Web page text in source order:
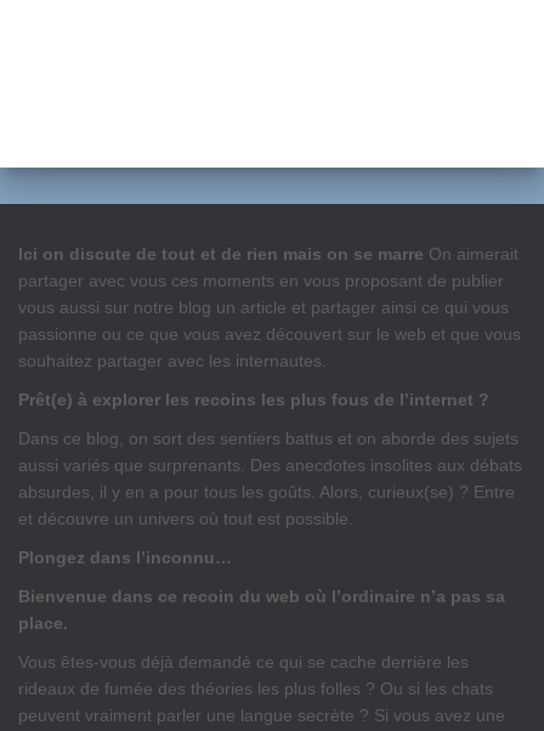
Ici on discute de tout et de rien mais on se marre On aimerait
partager avec vous ces moments en vous proposant de publier
vous aussi sur notre blog un article et partager ainsi ce qui vous
passionne ou ce que vous avez découvert sur le web et que vous
souhaitez partager avec les internautes.
Prêt(e) à explorer les recoins les plus fous de l’internet ?
Dans ce blog, on sort des sentiers battus et on aborde des sujets
aussi variés que surprenants. Des anecdotes insolites aux débats
absurdes, il y en a pour tous les goûts. Alors, curieux(se) ? Entre
et découvre un univers où tout est possible.
Plongez dans l’inconnu…
Bienvenue dans ce recoin du web où l’ordinaire n’a pas sa
place.
Vous êtes-vous déjà demandé ce qui se cache derrière les
rideaux de fumée des théories les plus folles ? Ou si les chats
peuvent vraiment parler une langue secrète ? Si vous avez une